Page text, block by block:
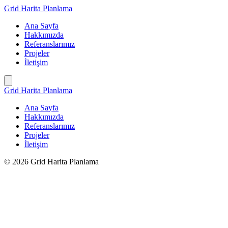
İçeriğe
Grid Harita Planlama
Ana Sayfa
Hakkımızda
Referanslarımız
Projeler
İletişim
Grid Harita Planlama
Ana Sayfa
Hakkımızda
Referanslarımız
Projeler
İletişim
© 2026 Grid Harita Planlama